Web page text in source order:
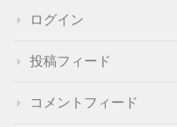
ログイン
投稿フィード
コメントフィード